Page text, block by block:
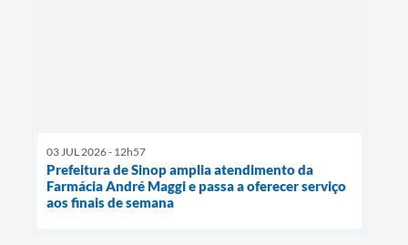
03 JUL 2026 - 12h57
Prefeitura de Sinop amplia atendimento da
Farmácia André Maggi e passa a oferecer serviço
aos finais de semana